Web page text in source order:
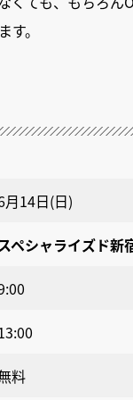
。
月14日(日)
スペシャライズド新
料